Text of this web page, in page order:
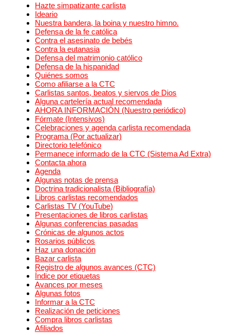
Hazte simpatizante carlista
Ideario
Nuestra bandera, la boina y nuestro himno.
Defensa de la fe católica
Contra el asesinato de bebés
Contra la eutanasia
Defensa del matrimonio católico
Defensa de la hispanidad
Quiénes somos
Como afiliarse a la CTC
Carlistas santos, beatos y siervos de Dios
Alguna cartelería actual recomendada
AHORA INFORMACIÓN (Nuestro periódico)
Fórmate (Intensivos)
Celebraciones y agenda carlista recomendada
Programa (Por actualizar)
Directorio telefónico
Permanece informado de la CTC (Sistema Ad Extra)
Contacta ahora
Agenda
Algunas notas de prensa
Doctrina tradicionalista (Bibliografía)
Libros carlistas recomendados
Carlistas TV (YouTube)
Presentaciones de libros carlistas
Algunas conferencias pasadas
Crónicas de algunos actos
Rosarios públicos
Haz una donación
Bazar carlista
Registro de algunos avances (CTC)
Índice por etiquetas
Avances por meses
Algunas fotos
Informar a la CTC
Realización de peticiones
Compra libros carlistas
Afiliados